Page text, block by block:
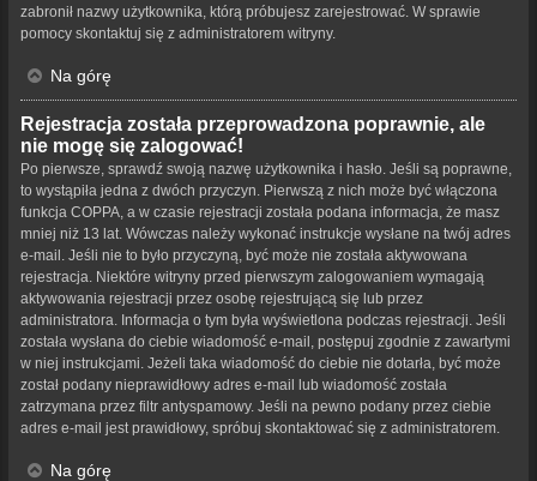
zabronił nazwy użytkownika, którą próbujesz zarejestrować. W sprawie
pomocy skontaktuj się z administratorem witryny.
Na górę
Rejestracja została przeprowadzona poprawnie, ale
nie mogę się zalogować!
Po pierwsze, sprawdź swoją nazwę użytkownika i hasło. Jeśli są poprawne,
to wystąpiła jedna z dwóch przyczyn. Pierwszą z nich może być włączona
funkcja COPPA, a w czasie rejestracji została podana informacja, że masz
mniej niż 13 lat. Wówczas należy wykonać instrukcje wysłane na twój adres
e-mail. Jeśli nie to było przyczyną, być może nie została aktywowana
rejestracja. Niektóre witryny przed pierwszym zalogowaniem wymagają
aktywowania rejestracji przez osobę rejestrującą się lub przez
administratora. Informacja o tym była wyświetlona podczas rejestracji. Jeśli
została wysłana do ciebie wiadomość e-mail, postępuj zgodnie z zawartymi
w niej instrukcjami. Jeżeli taka wiadomość do ciebie nie dotarła, być może
został podany nieprawidłowy adres e-mail lub wiadomość została
zatrzymana przez filtr antyspamowy. Jeśli na pewno podany przez ciebie
adres e-mail jest prawidłowy, spróbuj skontaktować się z administratorem.
Na górę